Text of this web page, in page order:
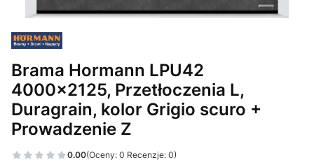
Brama Hormann LPU42
4000x2125, Przetłoczenia L,
Duragrain, kolor Grigio scuro +
Prowadzenie Z
0.00(Oceny: 0 Recenzje: 0)